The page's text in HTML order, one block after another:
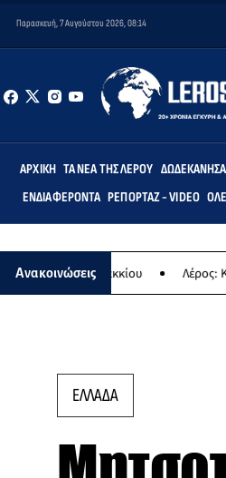
Παρασκευή, 7 Αυγούστου 2026, 08:14
ΑΡΧΙΚΉ ΤΑ ΝΈΑ ΤΗΣ ΛΈΡΟΥ ΔΩΔΕΚΆΝΗΣΑ
ΕΝΔΙΑΦΈΡΟΝΤΑ ΡΕΠΟΡΤΆΖ - VIDEO
Ανακοινώσεις
Λακκίου Λέρος: Κυριακή 9
ΕΛΛΑΔΑ